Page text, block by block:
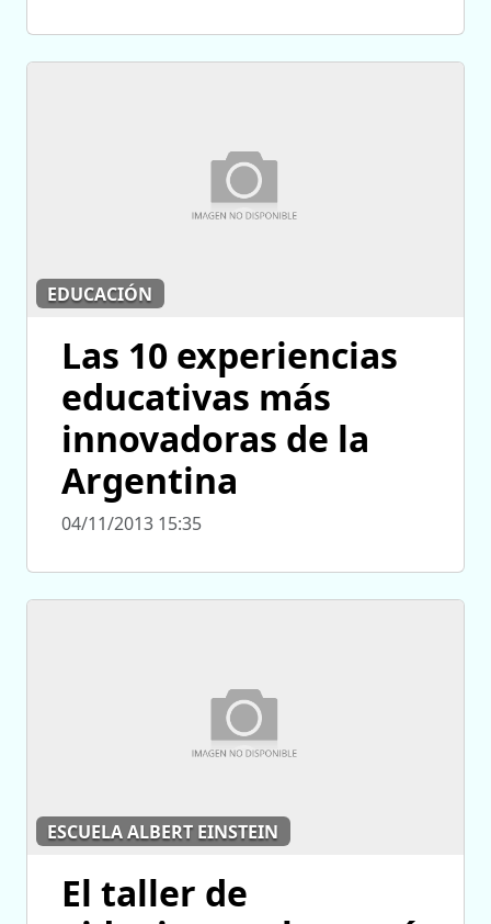
EDUCACIÓN
Las 10 experiencias
educativas más
innovadoras de la
Argentina
04/11/2013 15:35
ESCUELA ALBERT EINSTEIN
El taller de